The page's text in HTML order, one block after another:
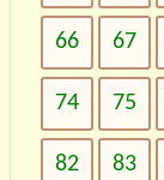
66 67
74 75
82 83